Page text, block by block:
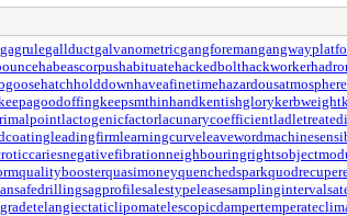
gagrulegallductgalvanometricgangforeman
habeascorpushabituatehackedbolthackworker
hatchholddownhaveafinetimehazardousatmosphere
keepsmthinhandkentishglorykerbweight
lactogenicfactorlacunarycoefficient
leadingfirmlearningcurveleaveword
negativefibrationneighbouringrights
qualityboosterquasimoneyquenchedspark
safedrillingsagprofilesalestypeleasesamplinginterval
telangiectaticlipomatelescopicdamper